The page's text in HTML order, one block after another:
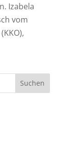
Izabela
vom